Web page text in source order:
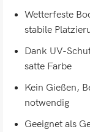
Wetterfeste
stabile
Dank UV-
satte Farbe
Kein Gießen,
notwendig
Geeignet als